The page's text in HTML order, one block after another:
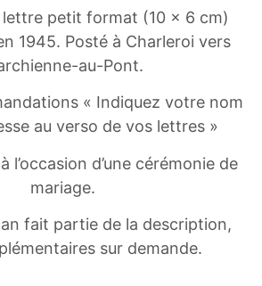
lettre petit format (10 x 6 cm)
1945. Posté à Charleroi vers
au-Pont.
« Indiquez votre nom
au verso de vos lettres »
l’occasion d’une cérémonie de
mariage.
fait partie de la description,
sur demande.